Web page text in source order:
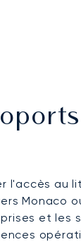
l'accès au
Monaco
et